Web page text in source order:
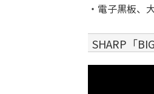
・電子黒板、
SHARP「